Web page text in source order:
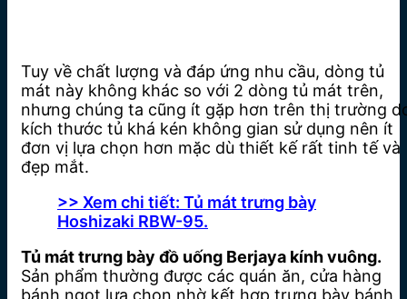
Tuy về chất lượng và đáp ứng nhu cầu, dòng tủ
mát này không khác so với 2 dòng tủ mát trên,
nhưng chúng ta cũng ít gặp hơn trên thị trường
kích thước tủ khá kén không gian sử dụng nên ít
đơn vị lựa chọn hơn mặc dù thiết kế rất tinh tế và
đẹp mắt.
>> Xem chi tiết: Tủ mát trưng bày
Hoshizaki RBW-95.
Tủ mát trưng bày đồ uống Berjaya kính vuông.
Sản phẩm thường được các quán ăn, cửa hàng